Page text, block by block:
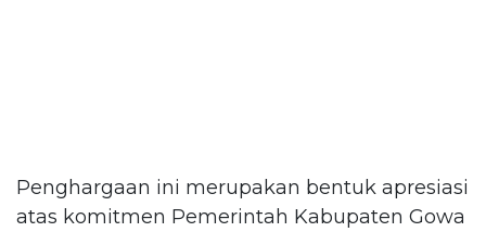
Penghargaan ini merupakan bentuk apresiasi
atas komitmen Pemerintah Kabupaten Gowa